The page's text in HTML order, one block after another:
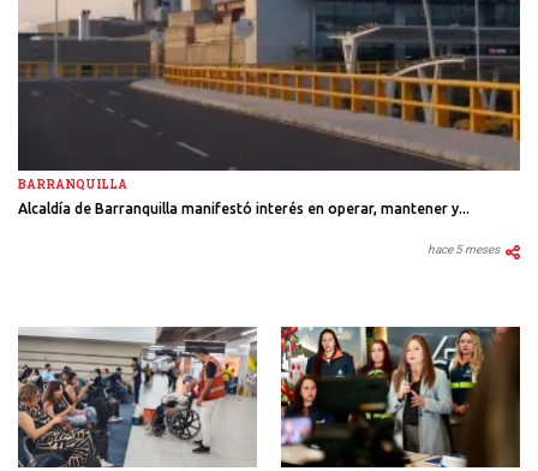
BARRANQUILLA
Alcaldía de Barranquilla manifestó interés en operar, mantener y...
hace 5 meses